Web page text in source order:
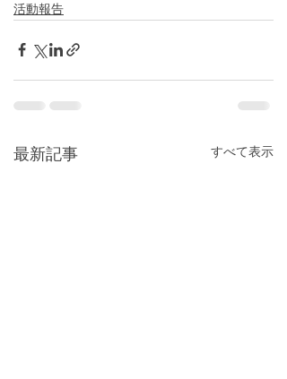
活動報告
最新記事 すべて表示